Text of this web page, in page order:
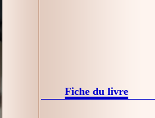
Fiche du livre